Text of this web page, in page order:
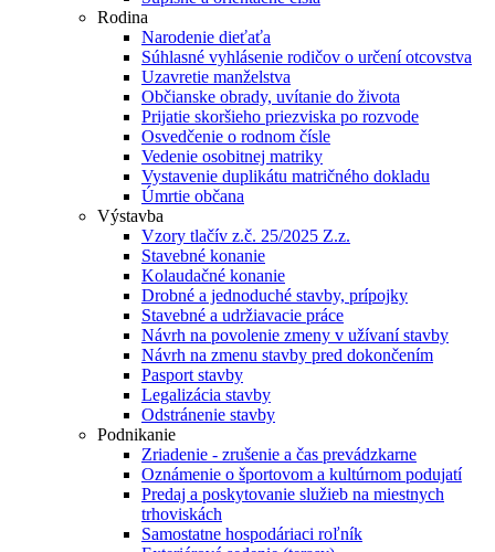
Rodina
Narodenie dieťaťa
Súhlasné vyhlásenie rodičov o určení otcovstva
Uzavretie manželstva
Občianske obrady, uvítanie do života
Prijatie skoršieho priezviska po rozvode
Osvedčenie o rodnom čísle
Vedenie osobitnej matriky
Vystavenie duplikátu matričného dokladu
Úmrtie občana
Výstavba
Vzory tlačív z.č. 25/2025 Z.z.
Stavebné konanie
Kolaudačné konanie
Drobné a jednoduché stavby, prípojky
Stavebné a udržiavacie práce
Návrh na povolenie zmeny v užívaní stavby
Návrh na zmenu stavby pred dokončením
Pasport stavby
Legalizácia stavby
Odstránenie stavby
Podnikanie
Zriadenie - zrušenie a čas prevádzkarne
Oznámenie o športovom a kultúrnom podujatí
Predaj a poskytovanie služieb na miestnych
trhoviskách
Samostatne hospodáriaci roľník